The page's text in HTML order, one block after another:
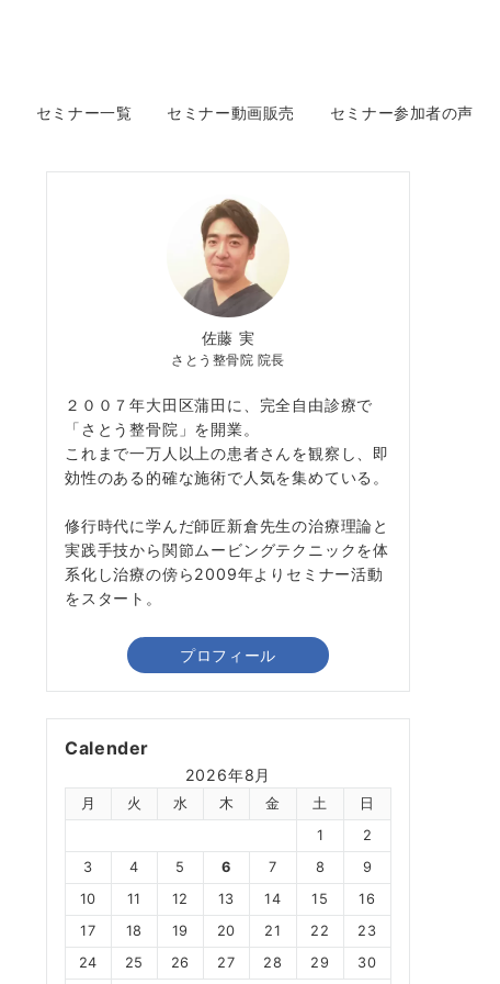
セミナー一覧 セミナー動画販売 セミナー参加者の声
佐藤 実
さとう整骨院 院長
２００７年大田区蒲田に、完全自由診療で
「さとう整骨院」を開業。
これまで一万人以上の患者さんを観察し、即
効性のある的確な施術で人気を集めている。
修行時代に学んだ師匠新倉先生の治療理論と
実践手技から関節ムービングテクニックを体
系化し治療の傍ら2009年よりセミナー活動
をスタート。
プロフィール
Calender
2026年8月
月 火 水 木 金 土
日
1
2
3
4 5 6 7 8
9
10
11 12 13 14 15
16
17
18 19 20 21 22
23
24
25 26 27 28 29
30